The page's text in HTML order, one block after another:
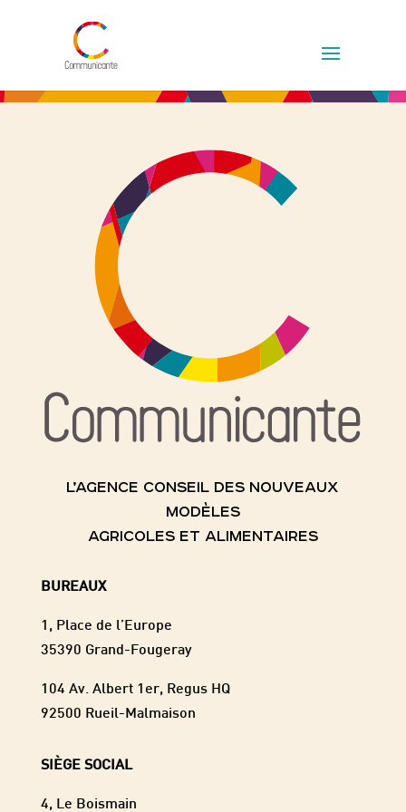
L’AGENCE CONSEIL DES NOUVEAUX
MODÈLES
AGRICOLES ET ALIMENTAIRES
BUREAUX
1, Place de l’Europe
35390 Grand-Fougeray
104 Av. Albert 1er, Regus HQ
92500 Rueil-Malmaison
SIÈGE SOCIAL
4, Le Boismain